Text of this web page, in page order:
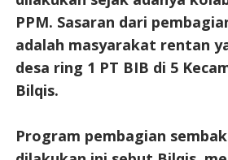
PPM. Sasaran dari
adalah masyarakat rentan
desa ring 1 PT BIB di 5
Bilqis.
Program pembagian